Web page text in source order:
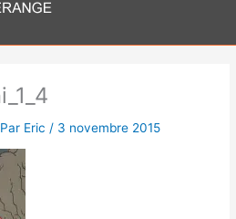
Eric / 3 novembre 2015